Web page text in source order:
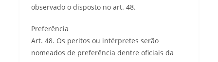
observado o disposto no art. 48.
Preferência
Art. 48. Os peritos ou intérpretes serão
nomeados de preferência dentre oficiais da